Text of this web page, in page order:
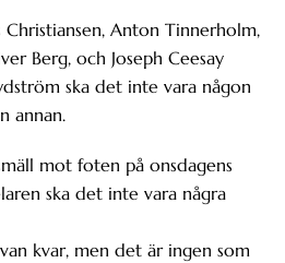
Anton Tinnerholm,
Berg, och Joseph Ceesay
ska det inte vara någon
annan.
mot foten på onsdagens
ska det inte vara några
kvar, men det är ingen som